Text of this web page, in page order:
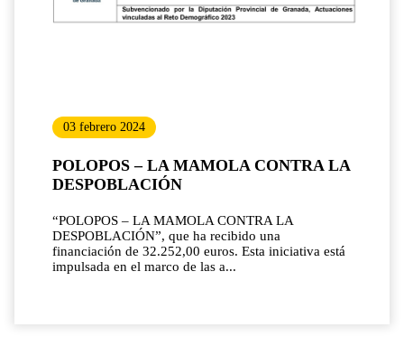
03 febrero 2024
POLOPOS – LA MAMOLA CONTRA LA
DESPOBLACIÓN
“POLOPOS – LA MAMOLA CONTRA LA
DESPOBLACIÓN”, que ha recibido una
financiación de 32.252,00 euros. Esta iniciativa está
impulsada en el marco de las a...